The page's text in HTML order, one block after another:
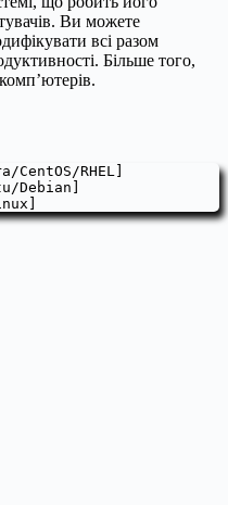
Ви можете
всі разом
Більше того,
RHEL]
Debian]